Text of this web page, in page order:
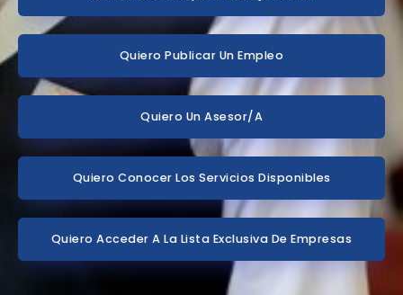
Quiero Publicar Un Empleo
Quiero Un Asesor/a
Quiero Conocer Los Servicios Disponibles
Quiero Acceder A La Lista Exclusiva De Empresas